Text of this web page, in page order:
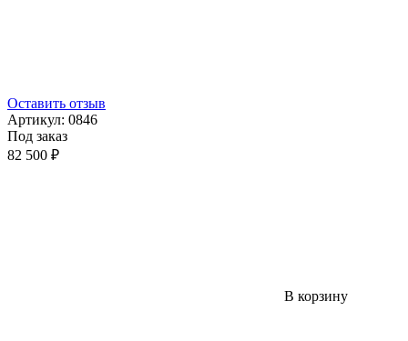
Оставить отзыв
Артикул: 0846
Под заказ
82 500 ₽
В корзину